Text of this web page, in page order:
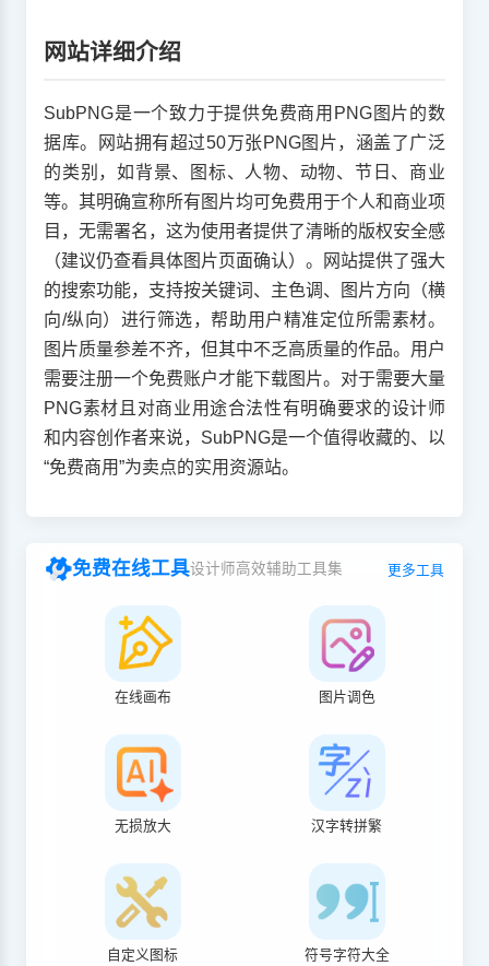
网站详细介绍
SubPNG是一个致力于提供免费商用PNG图片的数
据库。网站拥有超过50万张PNG图片，涵盖了广泛
的类别，如背景、图标、人物、动物、节日、商业
等。其明确宣称所有图片均可免费用于个人和商业项
目，无需署名，这为使用者提供了清晰的版权安全感
（建议仍查看具体图片页面确认）。网站提供了强大
的搜索功能，支持按关键词、主色调、图片方向（横
向/纵向）进行筛选，帮助用户精准定位所需素材。
图片质量参差不齐，但其中不乏高质量的作品。用户
需要注册一个免费账户才能下载图片。对于需要大量
PNG素材且对商业用途合法性有明确要求的设计师
和内容创作者来说，SubPNG是一个值得收藏的、以
“免费商用”为卖点的实用资源站。
免费在线工具设计师高效辅助工具集 更多工具
在线画布 图片调色
无损放大 汉字转拼繁
自定义图标 符号字符大全